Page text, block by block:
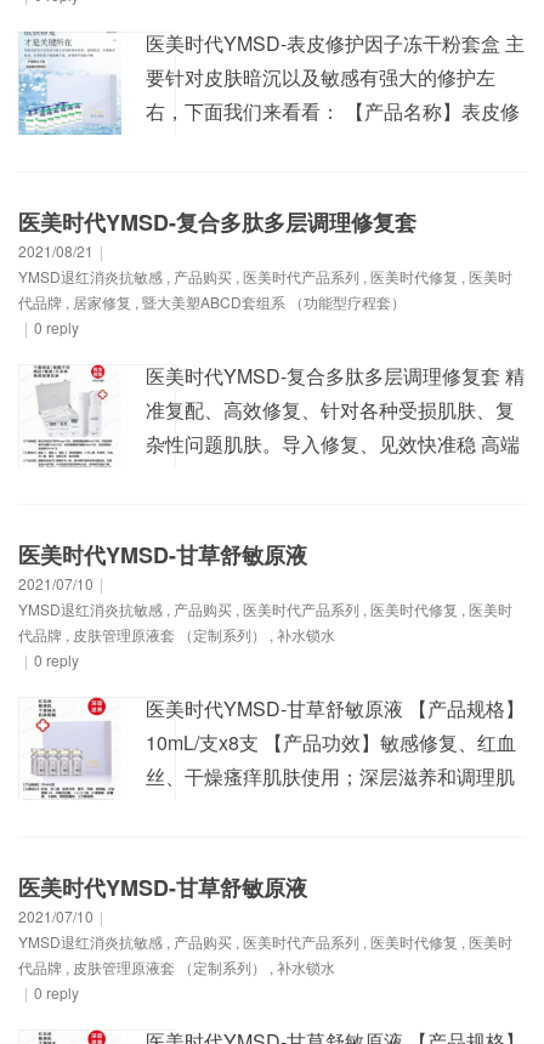
医美时代YMSD-表皮修护因子冻干粉套盒 主
要针对皮肤暗沉以及敏感有强大的修护左
右，下面我们来看看： 【产品名称】表皮修
修复，如微针、钒钛水光等。冻干粉的袪红
扩张性差或角质层受损而出现的皮肤问题。
而冻干粉可以...
医美时代YMSD-复合多肽多层调理修复套
2021/08/21 |
YMSD退红消炎抗敏感 , 产品购买 , 医美时代产品系列 , 医美时代修复 , 医美时
代品牌 , 居家修复 , 暨大美塑ABCD套组系 （功能型疗程套）
| 0 reply
医美时代YMSD-复合多肽多层调理修复套 精
准复配、高效修复、针对各种受损肌肤、复
杂性问题肌肤。导入修复、见效快准稳 高端
产品，美白、祛痘、祛斑、敏感、红血丝、
官方客服微信:YMSD0201 【产品规格】 复
合多肽冻干...
医美时代YMSD-甘草舒敏原液
2021/07/10 |
YMSD退红消炎抗敏感 , 产品购买 , 医美时代产品系列 , 医美时代修复 , 医美时
代品牌 , 皮肤管理原液套 （定制系列） , 补水锁水
| 0 reply
医美时代YMSD-甘草舒敏原液 【产品规格】
10mL/支x8支 【产品功效】敏感修复、红血
丝、干燥瘙痒肌肤使用；深层滋养和调理肌
炎、去红血丝、缓解皮肤刺激、活血通络、
善过敏肌肤所产生的红肿、红血丝等不良皮
肤症状； 2、...
医美时代YMSD-甘草舒敏原液
2021/07/10 |
YMSD退红消炎抗敏感 , 产品购买 , 医美时代产品系列 , 医美时代修复 , 医美时
代品牌 , 皮肤管理原液套 （定制系列） , 补水锁水
| 0 reply